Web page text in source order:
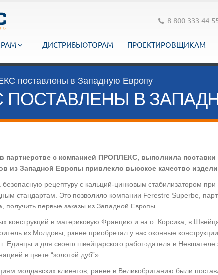
8-800-333-44-
ДИСТРИБЬЮТОРАМ ПРОЕКТИРОВЩИКАМ
поставлены в Западную Европу
ПОСТАВЛЕНЫ В
партнерстве с компанией ПРОПЛЕКС, выполнила
из Западной Европы привлекло высокое качество
рецептуру с кальций-цинковым стабилизатором
стандартам. Это позволило компании Ferestre Superbe,
получить первые заказы из Западной Европы.
конструкций в материковую Францию и на о. Корсика, в
из Молдовы, ранее приобретал у нас оконные
Единцы и для своего швейцарского работодателя в
в цвете “золотой дуб”».
молдавских клиентов, ранее в Великобританию были